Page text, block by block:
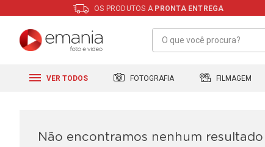
OS PRODUTOS A PRONTA ENTREGA
VER TODOS FOTOGRAFIA FILMAGEM
Não encontramos nenhum resultado